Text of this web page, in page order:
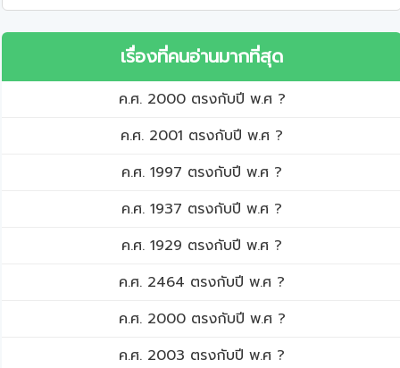
เรื่องที่คนอ่านมากที่สุด
ค.ศ. 2000 ตรงกับปี พ.ศ ?
ค.ศ. 2001 ตรงกับปี พ.ศ ?
ค.ศ. 1997 ตรงกับปี พ.ศ ?
ค.ศ. 1937 ตรงกับปี พ.ศ ?
ค.ศ. 1929 ตรงกับปี พ.ศ ?
ค.ศ. 2464 ตรงกับปี พ.ศ ?
ค.ศ. 2000 ตรงกับปี พ.ศ ?
ค.ศ. 2003 ตรงกับปี พ.ศ ?